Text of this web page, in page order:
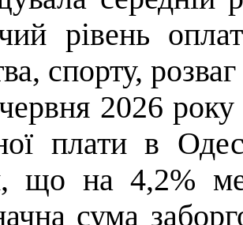
рівень
спорту,
2026 року
плати в
, що на 4,2%
сума